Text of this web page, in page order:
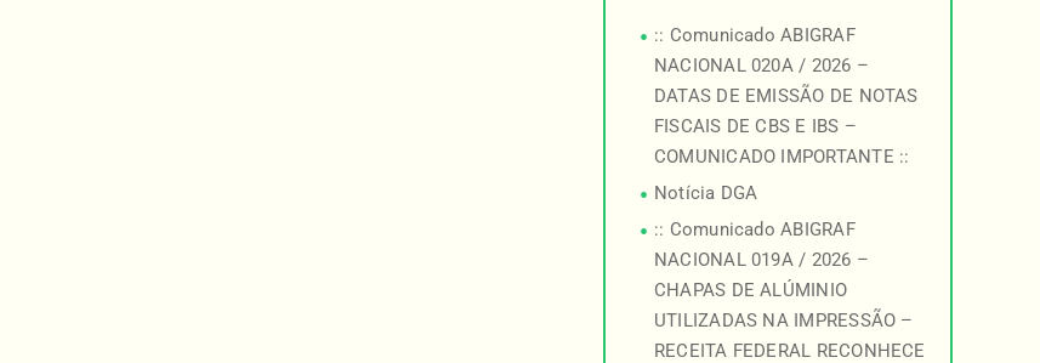
:: Comunicado ABIGRAF
NACIONAL 020A / 2026 –
DATAS DE EMISSÃO DE NOTAS
FISCAIS DE CBS E IBS –
COMUNICADO IMPORTANTE ::
Notícia DGA
:: Comunicado ABIGRAF
NACIONAL 019A / 2026 –
CHAPAS DE ALÚMINIO
UTILIZADAS NA IMPRESSÃO –
RECEITA FEDERAL RECONHECE